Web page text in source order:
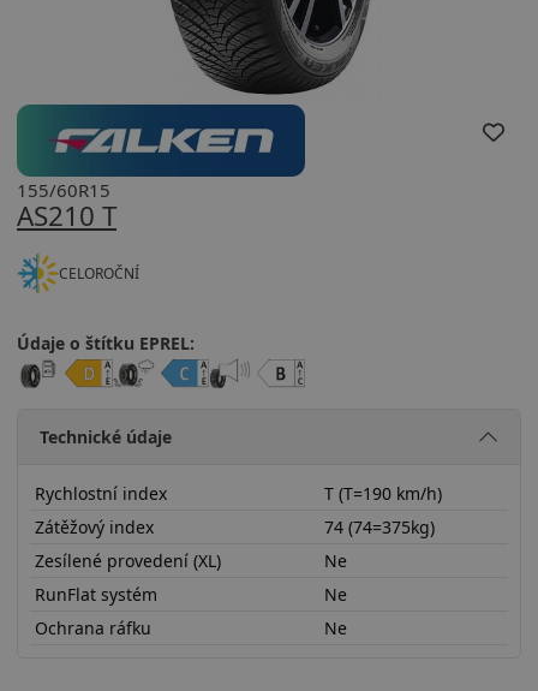
AS210 T
155/60R15
CELOROČNÍ
Údaje o štítku EPREL:
Technické údaje
Rychlostní index
T (T=190 km/h)
Zátěžový index
74 (74=375kg)
Zesílené provedení (XL)
Ne
RunFlat systém
Ne
Ochrana ráfku
Ne